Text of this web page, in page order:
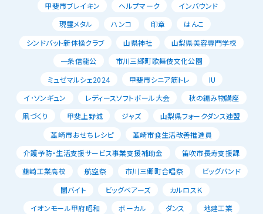
甲斐市ブレイキン
ヘルプマーク
インバウンド
現璽メタル
ハンコ 印章
はんこ
シンドバット新体操クラブ
山県神社
山梨県美容専門学校
一条信龍公
市川三郷町歌舞伎文化公園
ミュゼマルシェ2024
甲斐市シニア筋トレ
IU
イ･ソンギュン
レディースソフトボール大会
秋の編み物講座
凧づくり
甲斐上野城 ジャズ
山梨県フォークダンス連盟
韮崎市おせちレシピ
韮崎市食生活改善推進員
介護予防・生活支援サービス事業支援補助金
笛吹市長寿支援課
韮崎工業高校
航空祭 市川三郷町合唱祭
ビッグバンド
闇バイト
ビッグベアーズ
カルロスＫ
イオンモール甲府昭和
ボーカル ダンス
地建工業